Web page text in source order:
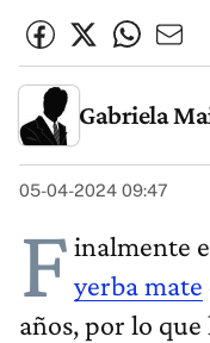
Gabriela
05-04-2024 09:47
F inalmente
yerba mate
años, por lo